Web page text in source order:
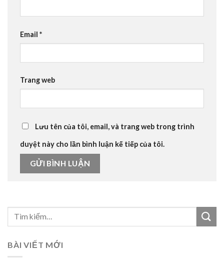
Email *
Trang web
Lưu tên của tôi, email, và trang web trong trình
duyệt này cho lần bình luận kế tiếp của tôi.
BÀI VIẾT MỚI